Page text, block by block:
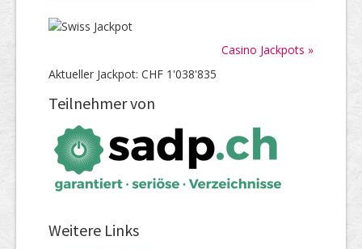
Casino Jackpots »
Aktueller Jackpot: CHF 1'038'835
Teilnehmer von
Weitere Links